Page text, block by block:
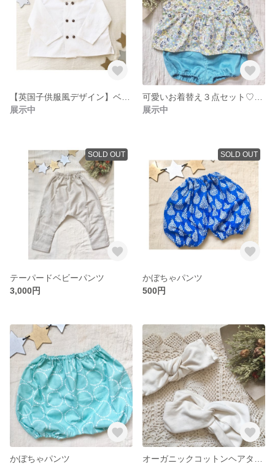
展示中
展示中
SOLD OUT
テーパードベビーパンツ
3,000円
SOLD OUT
かぼちゃパンツ
500円
かぼちゃパンツ